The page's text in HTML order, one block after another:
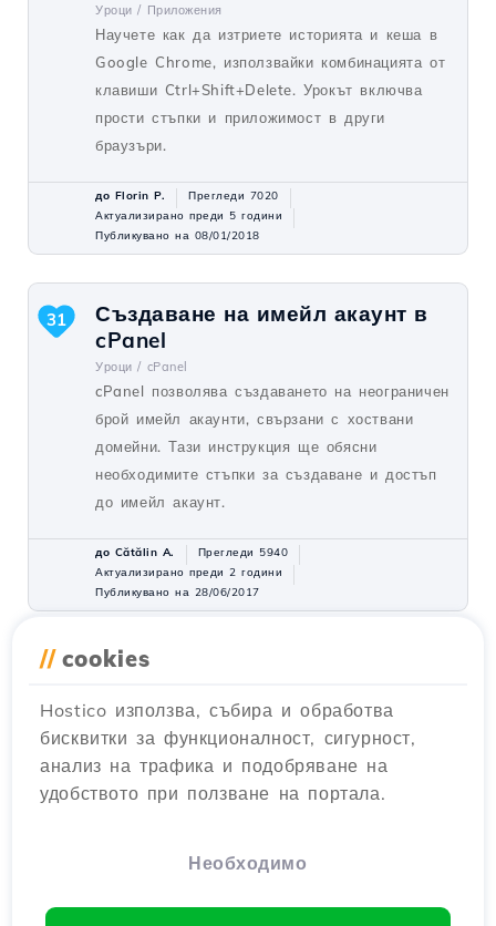
Уроци / Приложения
Научете как да изтриете историята и кеша в
Google Chrome, използвайки комбинацията от
клавиши Ctrl+Shift+Delete. Урокът включва
прости стъпки и приложимост в други
браузъри.
до Florin P.
Прегледи 7020
Актуализирано преди 5 години
Публикувано на 08/01/2018
Създаване на имейл акаунт в
cPanel
Уроци / cPanel
cPanel позволява създаването на неограничен
брой имейл акаунти, свързани с хоствани
домейни. Тази инструкция ще обясни
необходимите стъпки за създаване и достъп
до имейл акаунт.
31
до Cătălin A.
Прегледи 5940
Актуализирано преди 2 години
Публикувано на 28/06/2017
Инсталиране на SSL
сертификат в WordPress
WordPress
Научи се как да инсталираш SSL сертификат
в WordPress, осигурявайки автоматично
пренасочване към HTTPS и криптиране на
до Cătălin A.
Прегледи 8147
// cookies
Hostico използва, събира и обработва
бисквитки за функционалност, сигурност,
анализ на трафика и подобряване на
удобството при ползване на портала.
Необходимо